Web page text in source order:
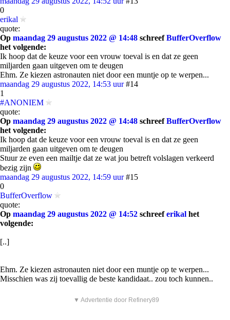
0
erikal
quote:
Op maandag 29 augustus 2022 @ 14:48 schreefBufferOverflow
het volgende:
Ik hoop dat de keuze voor een vrouw toeval is en dat ze geen
miljarden gaan uitgeven om te deugen
Ehm. Ze kiezen astronauten niet door een muntje op te werpen...
maandag 29 augustus 2022, 14:53 uur #14
1
#ANONIEM
quote:
Op maandag 29 augustus 2022 @ 14:48 schreefBufferOverflow
het volgende:
Ik hoop dat de keuze voor een vrouw toeval is en dat ze geen
miljarden gaan uitgeven om te deugen
Stuur ze even een mailtje dat ze wat jou betreft volslagen verkeerd
bezig zijn
maandag 29 augustus 2022, 14:59 uur #15
0
BufferOverflow
quote:
Op maandag 29 augustus 2022 @ 14:52 schreeferikal het
volgende:
[..]
Ehm. Ze kiezen astronauten niet door een muntje op te werpen...
Misschien was zij toevallig de beste kandidaat.. zou toch kunnen..
▼ Advertentie door Refinery89